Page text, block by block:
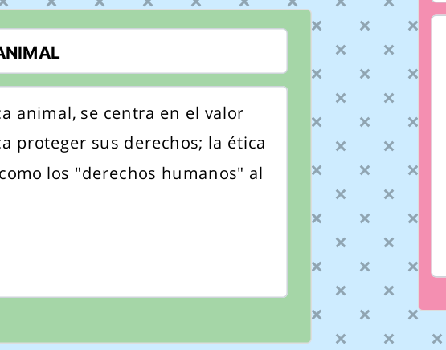
animal, se centra en el valor
proteger sus derechos; la ética
los "derechos humanos" al